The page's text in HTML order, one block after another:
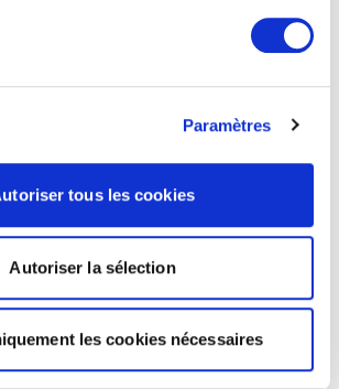
Paramètres
tous les cookies
Autoriser la sélection
les cookies nécessaires